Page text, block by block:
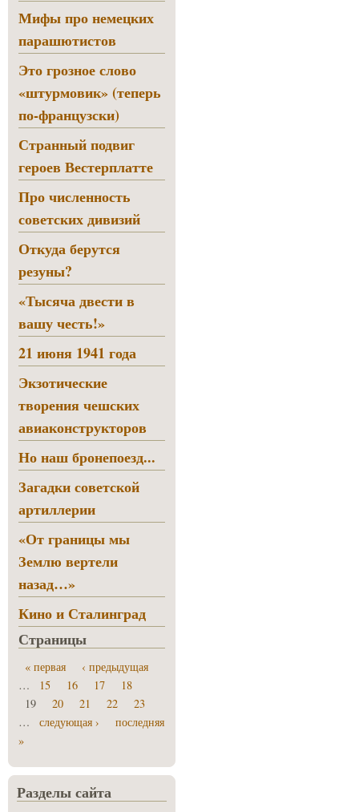
Мифы про немецких
парашютистов
Это грозное слово
«штурмовик» (теперь
по-французски)
Странный подвиг
героев Вестерплатте
Про численность
советских дивизий
Откуда берутся
резуны?
«Тысяча двести в
вашу честь!»
21 июня 1941 года
Экзотические
творения чешских
авиаконструкторов
Но наш бронепоезд...
Загадки советской
артиллерии
«От границы мы
Землю вертели
назад…»
Кино и Сталинград
Страницы
« первая
‹ предыдущая
…
15 16 17
18
19
20 21 22
23
…
следующая ›
последняя
»
Разделы сайта